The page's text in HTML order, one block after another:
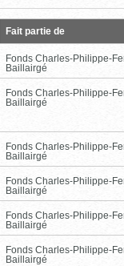
Fait partie de
Fonds Charles-Philippe-
Baillairgé
Fonds Charles-Philippe-
Baillairgé
Fonds Charles-Philippe-
Baillairgé
Fonds Charles-Philippe-
Baillairgé
Fonds Charles-Philippe-
Baillairgé
Fonds Charles-Philippe-
Baillairgé